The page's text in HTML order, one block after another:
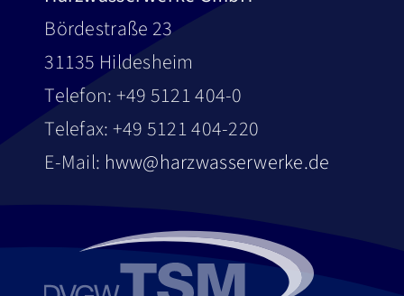
Bördestraße 23
31135 Hildesheim
Telefon: +49 5121 404-0
Telefax: +49 5121 404-220
E-Mail: hww@harzwasserwerke.de